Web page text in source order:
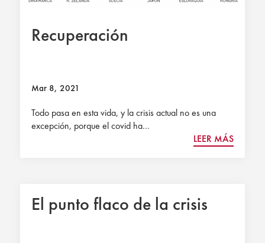
Recuperación
Mar 8, 2021
Todo pasa en esta vida, y la crisis actual no es una
excepción, porque el covid ha...
LEER MÁS
El punto flaco de la crisis